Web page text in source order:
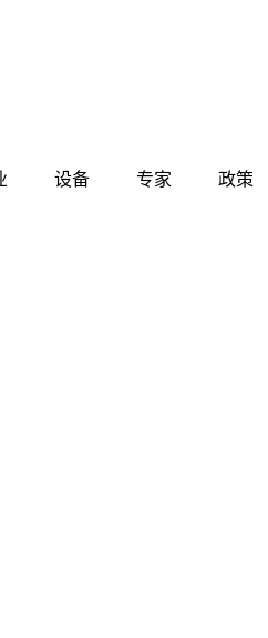
设备 专家 政策